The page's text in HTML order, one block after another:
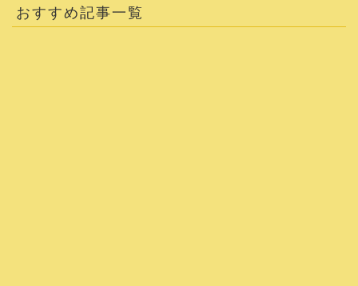
おすすめ記事一覧